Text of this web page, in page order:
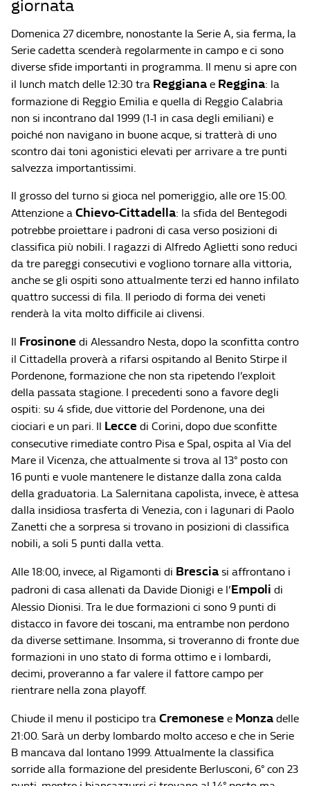
giornata
Domenica 27 dicembre, nonostante la Serie A, sia ferma, la
Serie cadetta scenderà regolarmente in campo e ci sono
diverse sfide importanti in programma. Il menu si apre con
il lunch match delle 12:30 tra Reggiana e Reggina: la
formazione di Reggio Emilia e quella di Reggio Calabria
non si incontrano dal 1999 (1-1 in casa degli emiliani) e
poiché non navigano in buone acque, si tratterà di uno
scontro dai toni agonistici elevati per arrivare a tre punti
salvezza importantissimi.
Il grosso del turno si gioca nel pomeriggio, alle ore 15:00.
Attenzione a Chievo-Cittadella: la sfida del Bentegodi
potrebbe proiettare i padroni di casa verso posizioni di
classifica più nobili. I ragazzi di Alfredo Aglietti sono reduci
da tre pareggi consecutivi e vogliono tornare alla vittoria,
anche se gli ospiti sono attualmente terzi ed hanno infilato
quattro successi di fila. Il periodo di forma dei veneti
renderà la vita molto difficile ai clivensi.
Il Frosinone di Alessandro Nesta, dopo la sconfitta contro
il Cittadella proverà a rifarsi ospitando al Benito Stirpe il
Pordenone, formazione che non sta ripetendo l’exploit
della passata stagione. I precedenti sono a favore degli
ospiti: su 4 sfide, due vittorie del Pordenone, una dei
ciociari e un pari. Il Lecce di Corini, dopo due sconfitte
consecutive rimediate contro Pisa e Spal, ospita al Via del
Mare il Vicenza, che attualmente si trova al 13° posto con
16 punti e vuole mantenere le distanze dalla zona calda
della graduatoria. La Salernitana capolista, invece, è attesa
dalla insidiosa trasferta di Venezia, con i lagunari di Paolo
Zanetti che a sorpresa si trovano in posizioni di classifica
nobili, a soli 5 punti dalla vetta.
Alle 18:00, invece, al Rigamonti di Brescia si affrontano i
padroni di casa allenati da Davide Dionigi e l’Empoli di
Alessio Dionisi. Tra le due formazioni ci sono 9 punti di
distacco in favore dei toscani, ma entrambe non perdono
da diverse settimane. Insomma, si troveranno di fronte due
formazioni in uno stato di forma ottimo e i lombardi,
decimi, proveranno a far valere il fattore campo per
rientrare nella zona playoff.
Chiude il menu il posticipo tra Cremonese e Monza delle
21:00. Sarà un derby lombardo molto acceso e che in Serie
B mancava dal lontano 1999. Attualmente la classifica
sorride alla formazione del presidente Berlusconi, 6° con 23